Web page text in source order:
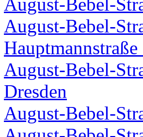
August-Bebel-
August-Bebel-
Dresden
August-Bebel-